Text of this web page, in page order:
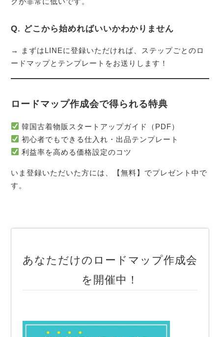
Q. どこから始めればいいかわかりません
→ まずはLINEに登録いただければ、ステップごとのロ
ードマップとテンプレートをお送りします！
ロードマップ作成会で得られる特典
韓国古着物販スタートアップガイド（PDF）
初心者でもできる仕入れ・出品テンプレート
利益率を高める価格設定のコツ
いま登録いただいた方には、【無料】でプレゼント中で
す。
あなただけのロードマップ作成会
を開催中！